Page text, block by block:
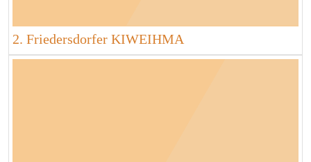
2. Friedersdorfer KIWEIHMA